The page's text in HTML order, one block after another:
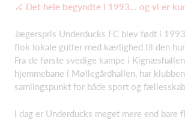
🏑 Det hele begyndte i 1993… og vi er
Jægerspris Underducks FC blev født i
flok lokale gutter med kærlighed til den
Fra de første svedige kampe i
hjemmebane i Møllegårdhallen, har
samlingspunkt for både sport og
I dag er Underducks meget mere end bare